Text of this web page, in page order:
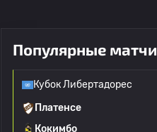
Популярные матчи
Кубок Либертадорес
Платенсе
Кокимбо